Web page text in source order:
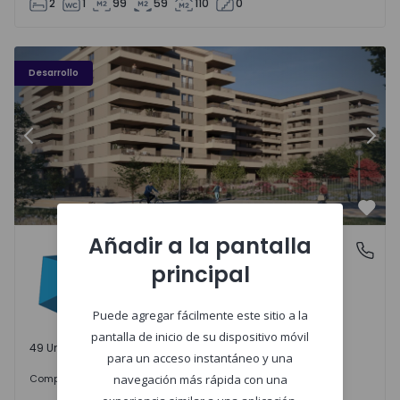
2 1 99 59 110 0
Desarrollo
PLENO JARDIM - 3
Anterior
Águas Santas, PortoPLENO JARDIM
Águas Santas, Porto
49 Unidades disponibles
Comprar 242.000 €
Añadir a la pantalla
principal
Puede agregar fácilmente este sitio a la
pantalla de inicio de su dispositivo móvil
para un acceso instantáneo y una
navegación más rápida con una